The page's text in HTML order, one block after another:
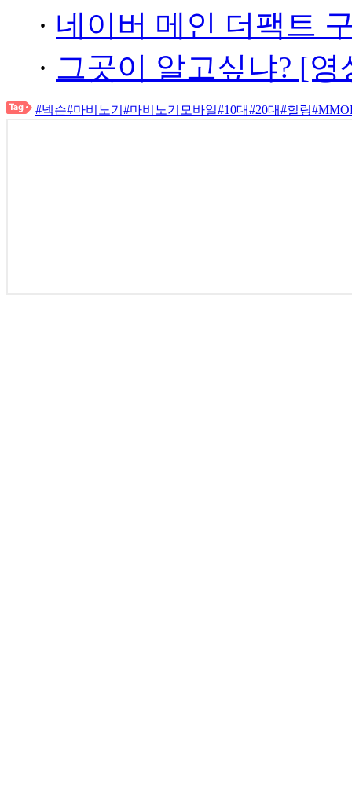
· 네이버 메인 더팩트
· 그곳이 알고싶냐? [
#넥슨#마비노기 #마비노기모바일#10대#20대#힐링